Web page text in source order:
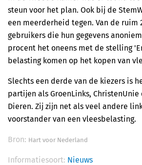
steun voor het plan. Ook bij de
een meerderheid tegen. Van de ruim
gebruikers die hun gegevens
procent het oneens met de stelling
belasting komen op het kopen van
Slechts een derde van de kiezers is
partijen als GroenLinks,
Dieren. Zij zijn net als veel andere
voorstander van een vleesbelasting.
Bron: Hart voor Nederland
Informatiesoort: Nieuws